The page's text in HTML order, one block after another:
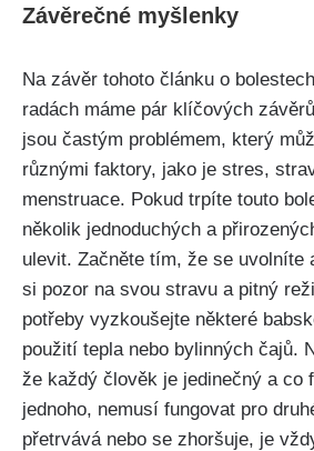
Závěrečné myšlenky
Na závěr ‍tohoto článku o
radách máme pár klíčových
jsou častým problémem, který
různými faktory, jako je stres,
‍menstruace. Pokud trpíte touto
několik jednoduchých a
ulevit. Začněte tím, že se uvolníte
⁤si pozor na‌ svou⁤ stravu a pitný
potřeby vyzkoušejte některé‌
použití tepla nebo ‍bylinných čajů.
že každý člověk je jedinečný a co
jednoho, nemusí fungovat pro
přetrvává nebo se zhoršuje, je